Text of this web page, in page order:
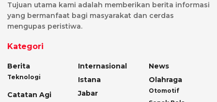
Tujuan utama kami adalah memberikan berita informasi
yang bermanfaat bagi masyarakat dan cerdas
mengupas peristiwa.
Kategori
Berita
Teknologi
Catatan Agi
Internasional
Istana
Jabar
News
Olahraga
Otomotif